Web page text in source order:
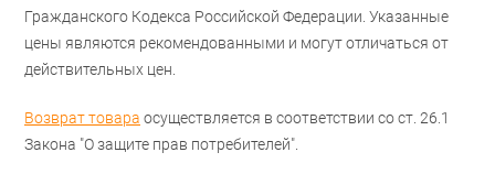
Гражданского Кодекса Российской Федерации. Указанные
цены являются рекомендованными и могут отличаться от
действительных цен.
Возврат товара осуществляется в соответствии со ст. 26.1
Закона "О защите прав потребителей".